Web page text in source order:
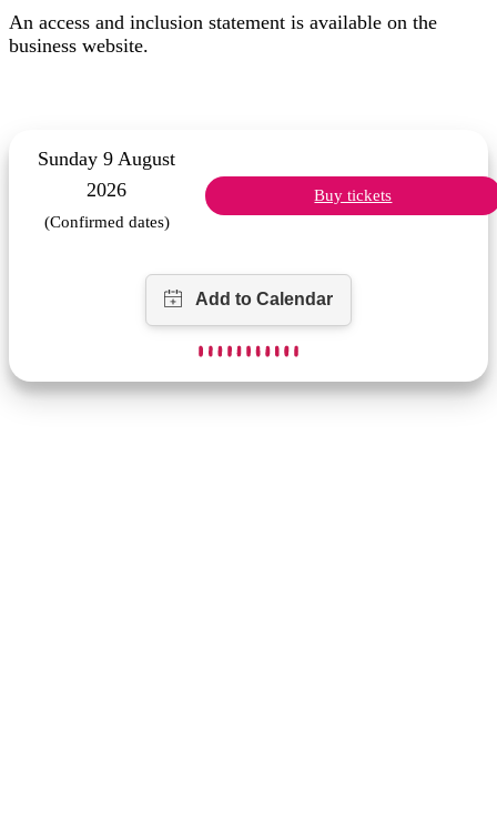
An access and inclusion statement is available on the
business website.
Sunday 9 August
2026
(Confirmed dates)
Buy tickets